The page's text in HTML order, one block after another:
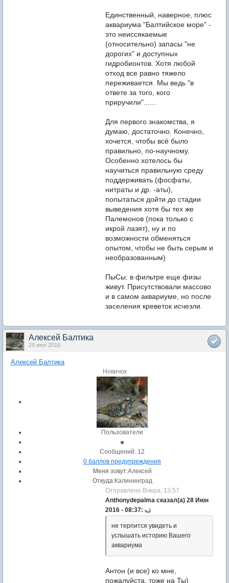
Единственный, наверное, плюс
аквариума "Балтийское море" -
это неиссякаемые
(относительно) запасы "не
дорогих" и доступных
гидробионтов. Хотя любой
отход все равно тяжело
переживается. Мы ведь "в
ответе за того, кого
приручили"......
Для первого знакомства, я
думаю, достаточно. Конечно,
хочется, чтобы всё было
правильно, по-научному.
Особенно хотелось бы
научиться правильную среду
поддерживать (фосфаты,
нитраты и др. -аты),
попытаться дойти до стадии
выведения хотя бы тех же
Палемонов (пока только с
икрой лазят), ну и по
возможности обменяться
опытом, чтобы не быть серым и
необразованным)
ПыСы: в фильтре еще физы
живут. Присутствовали массово
и в самом аквариуме, но после
заселения креветок исчезли.
Алексей Балтика
29 июн 2016
Алексей Балтика
Новичок
Пользователи
Cообщений: 12
0 баллов предупреждения
Меня зовут:Алексей
Откуда:Калининград
Отправлено Вчера, 13:57
Anthonydepalma сказал(а) 28 Июн
2016 - 08:37:
не терпится увидеть и
услышать историю Вашего
аквариума
Антон (и все) ко мне,
пожалуйста, тоже на Ты)